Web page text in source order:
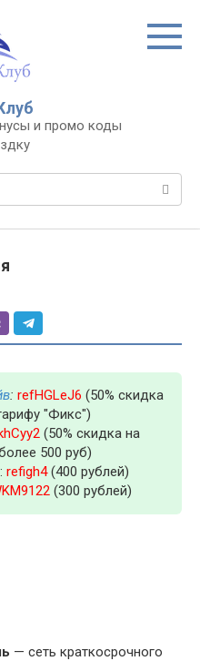
и промо коды
: refHGLeJ6 (50% скидка
"Фикс")
(50% скидка на
500 руб)
: refigh4(400 рублей)
(300 рублей)
— сеть краткосрочного